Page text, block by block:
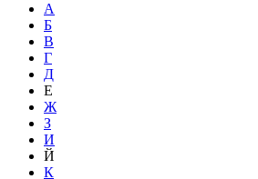
А
Б
В
Г
Д
Е
Ж
З
И
Й
К